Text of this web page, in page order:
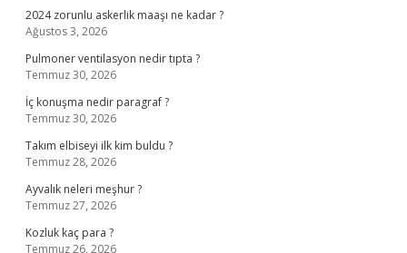
2024 zorunlu askerlik maaşı ne kadar ?
Ağustos 3, 2026
Pulmoner ventilasyon nedir tıpta ?
Temmuz 30, 2026
İç konuşma nedir paragraf ?
Temmuz 30, 2026
Takım elbiseyi ilk kim buldu ?
Temmuz 28, 2026
Ayvalık neleri meşhur ?
Temmuz 27, 2026
Kozluk kaç para ?
Temmuz 26, 2026